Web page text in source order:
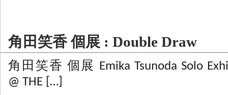
角田笑香 個展 : Double Draw
角田笑香 個展 Emika Tsunoda Solo
@ THE […]